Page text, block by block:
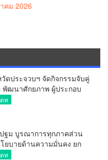
คม 2026
ดประจวบฯ จัดกิจกรรมจับคู่
พัฒนาศักยภาพ ผู้ประกอบ
งทางการค้า สู่การค้า
ท
ฐม บูรณาการทุกภาคส่วน
ยบายด้านความมั่นคง ยก
งกันอาชญากรรมทาง
ท